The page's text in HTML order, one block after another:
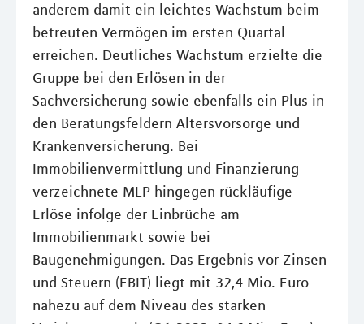
anderem damit ein leichtes Wachstum beim
betreuten Vermögen im ersten Quartal
erreichen. Deutliches Wachstum erzielte die
Gruppe bei den Erlösen in der
Sachversicherung sowie ebenfalls ein Plus in
den Beratungsfeldern Altersvorsorge und
Krankenversicherung. Bei
Immobilienvermittlung und Finanzierung
verzeichnete MLP hingegen rückläufige
Erlöse infolge der Einbrüche am
Immobilienmarkt sowie bei
Baugenehmigungen. Das Ergebnis vor Zinsen
und Steuern (EBIT) liegt mit 32,4 Mio. Euro
nahezu auf dem Niveau des starken